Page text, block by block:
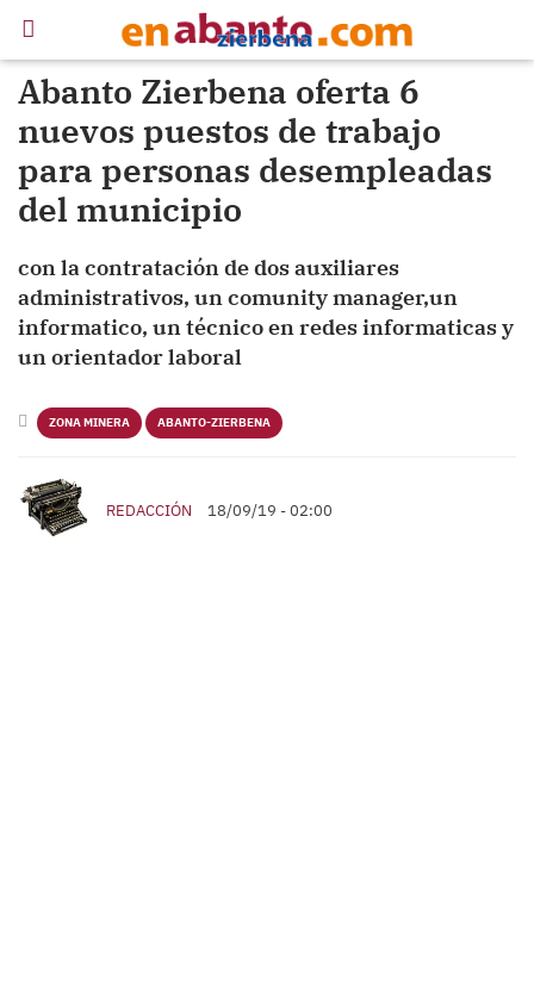
Abanto Zierbena oferta 6
nuevos puestos de trabajo
para personas desempleadas
del municipio
con la contratación de dos auxiliares
administrativos, un comunity manager,un
informatico, un técnico en redes informaticas y
un orientador laboral
ZONA MINERA ABANTO-ZIERBENA
REDACCIÓN 18/09/19 - 02:00